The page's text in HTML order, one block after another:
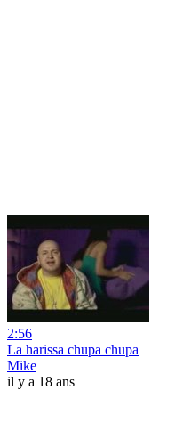
2:56
La harissa chupa chupa
Mike
il y a 18 ans